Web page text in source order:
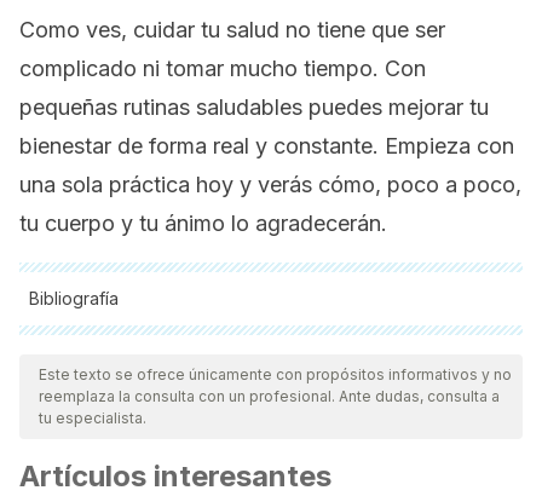
Como ves, cuidar tu salud no tiene que ser
complicado ni tomar mucho tiempo. Con
pequeñas rutinas saludables puedes mejorar tu
bienestar de forma real y constante. Empieza con
una sola práctica hoy y verás cómo, poco a poco,
tu cuerpo y tu ánimo lo agradecerán.
Bibliografía
Todas las fuentes citadas fueron revisadas a profundidad por
nuestro equipo, para asegurar su calidad, confiabilidad,
vigencia y validez.La bibliografía de este artículo fue
científica.
Este texto se ofrece únicamente con propósitos informativos y no
reemplaza la consulta con un profesional. Ante dudas, consulta a
tu especialista.
Artículos interesantes